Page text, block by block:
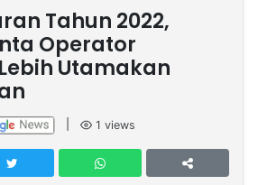
Tahun 2022,
Operator
Utamakan
1 views